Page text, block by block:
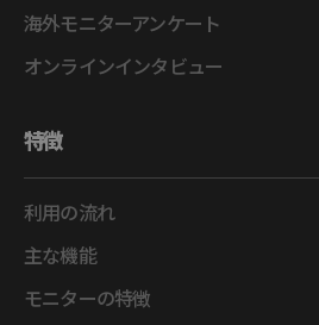
海外モニターアンケート
オンラインインタビュー
特徴
利用の流れ
主な機能
モニターの特徴